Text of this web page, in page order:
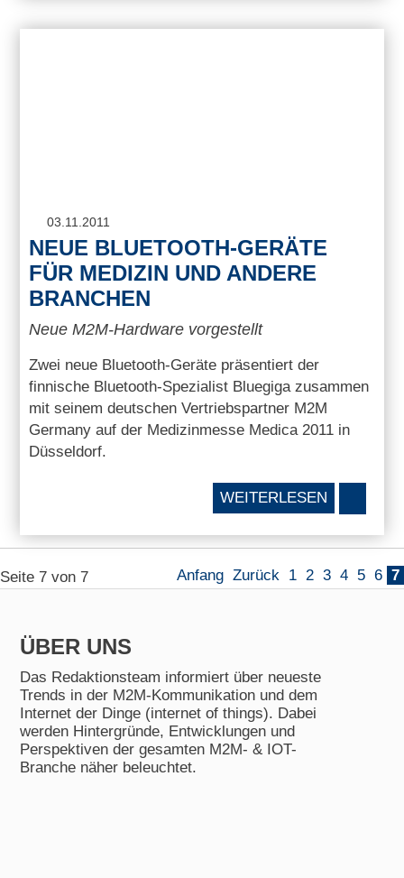
03.11.2011
NEUE BLUETOOTH-GERÄTE
FÜR MEDIZIN UND ANDERE
BRANCHEN
Neue M2M-Hardware vorgestellt
Zwei neue Bluetooth-Geräte präsentiert der
finnische Bluetooth-Spezialist Bluegiga zusammen
mit seinem deutschen Vertriebspartner M2M
Germany auf der Medizinmesse Medica 2011 in
Düsseldorf.
WEITERLESEN
Seite 7 von 7 Anfang Zurück 1 2 3 4 5 6 7
ÜBER UNS
Das Redaktionsteam informiert über neueste
Trends in der M2M-Kommunikation und dem
Internet der Dinge (internet of things). Dabei
werden Hintergründe, Entwicklungen und
Perspektiven der gesamten M2M- & IOT-
Branche näher beleuchtet.